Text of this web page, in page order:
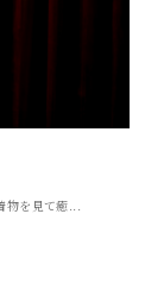
物を見て癒...